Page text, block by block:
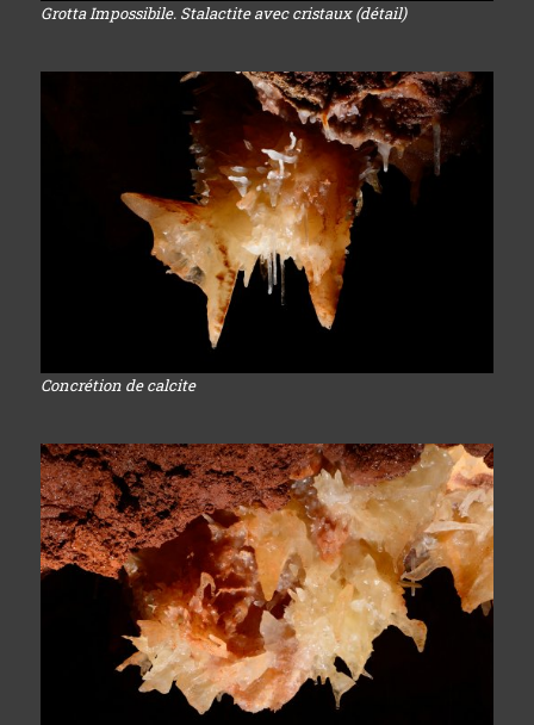
Grotta Impossibile. Stalactite avec cristaux (détail)
Concrétion de calcite